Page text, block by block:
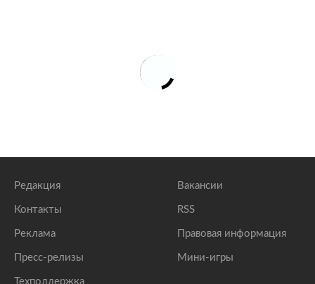
Редакция
Контакты
Реклама
Пресс-релизы
Техподдержка
Вакансии
RSS
Правовая информация
Мини-игры